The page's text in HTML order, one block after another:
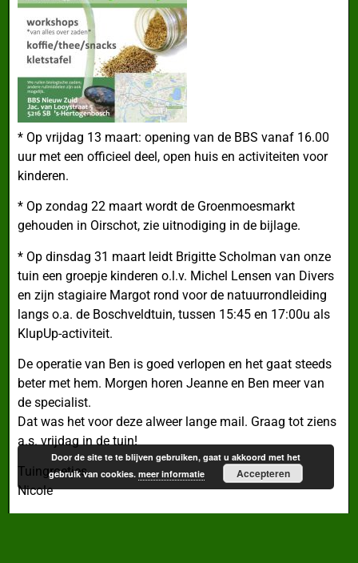
* Op vrijdag 13 maart: opening van de BBS vanaf 16.00
uur met een officieel deel, open huis en activiteiten voor
kinderen.
* Op zondag 22 maart wordt de Groenmoesmarkt
gehouden in Oirschot, zie uitnodiging in de bijlage.
* Op dinsdag 31 maart leidt Brigitte Scholman van onze
tuin een groepje kinderen o.l.v. Michel Lensen van Divers
en zijn stagiaire Margot rond voor de natuurrondleiding
langs o.a. de Boschveldtuin, tussen 15:45 en 17:00u als
KlupUp-activiteit.
De operatie van Ben is goed verlopen en het gaat steeds
beter met hem. Morgen horen Jeanne en Ben meer van
de specialist.
Dat was het voor deze alweer lange mail. Graag tot ziens
a.s. vrijdag in de tuin!
Tuingroetjes,
Nicole
Door de site te te blijven gebruiken, gaat u akkoord met het
gebruik van cookies.meer informatie Accepteren